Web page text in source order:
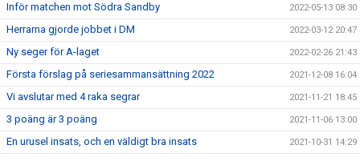
Inför matchen mot Södra Sandby 2022-05-13 08:30
Herrarna gjorde jobbet i DM 2022-03-12 20:47
Ny seger för A-laget 2022-02-26 21:43
Första förslag på seriesammansättning 2022 2021-12-08 16:04
Vi avslutar med 4 raka segrar 2021-11-21 18:45
3 poäng är 3 poäng 2021-11-06 13:00
En urusel insats, och en väldigt bra insats 2021-10-31 14:29